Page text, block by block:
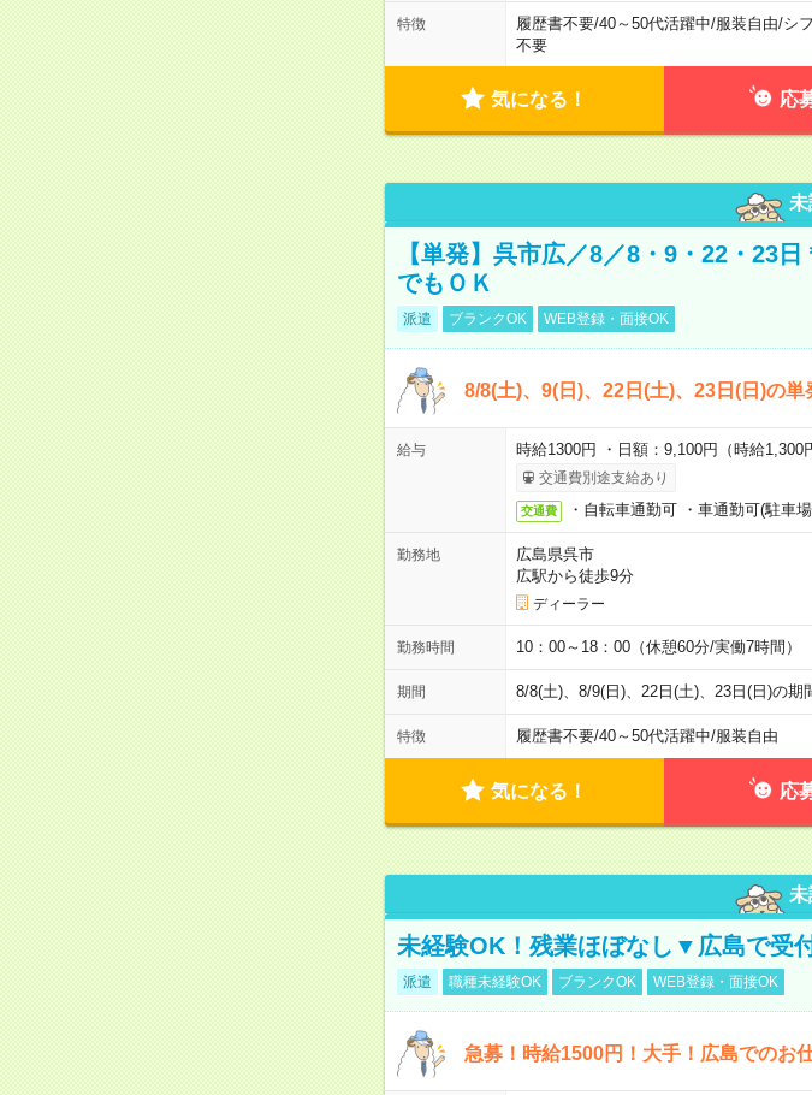
特徴 履歴書不要/40～50代活躍中/服装自由/シ
不要
気になる！ 応
未
【単発】呉市広／8／8・9・22・23
でもＯＫ
派遣 ブランクOK WEB登録・面接OK
8/8(土)、9(日)、22日(土)、23日(日)の単
給与 時給1300円 ・日額：9,100円（時給1,300
交通費別途支給あり
交通費 ・自転車通勤可 ・車通勤可(駐車
勤務地
広島県呉市
広駅から徒歩9分
ディーラー
勤務時間 10：00～18：00（休憩60分/実働7時間）
期間 8/8(土)、8/9(日)、22日(土)、23日(日)の期
特徴 履歴書不要/40～50代活躍中/服装自由
気になる！ 応
未
未経験OK！残業ほぼなし▼広島で受
派遣 職種未経験OK ブランクOK WEB登録・面接OK
急募！時給1500円！大手！広島でのお